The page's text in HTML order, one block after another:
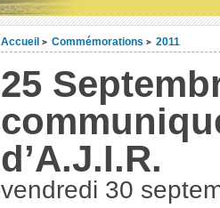
Accueil > Commémorations > 2011
25
d’A.J.I.R.
vendredi 30